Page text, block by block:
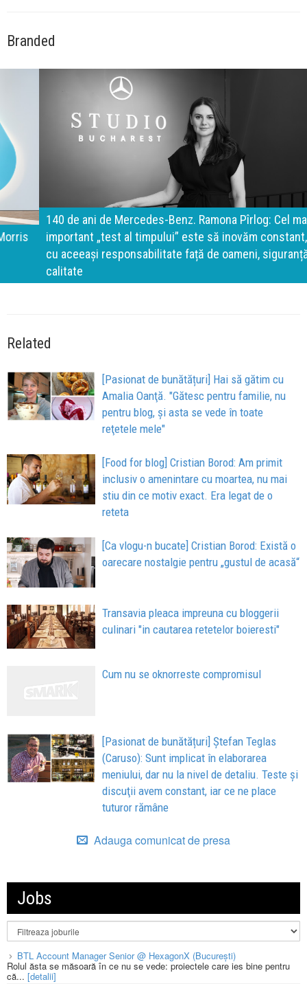
Branded
140 de ani de Mercedes-Benz. Ramona Pîrlog: Cel mai
important „test al timpului” este să inovăm constant, dar
cu aceeași responsabilitate față de oameni, siguranță și
Related
[Pasionat de bunătățuri] Hai să gătim cu
Amalia Oanţă. "Gătesc pentru familie, nu
pentru blog, şi asta se vede în toate
reţetele mele"
[Food for blog] Cristian Borod: Am primit
inclusiv o amenintare cu moartea, nu mai
stiu din ce motiv exact. Era legat de o
reteta
[Ca vlogu-n bucate] Cristian Borod: Există o
oarecare nostalgie pentru „gustul de acasă“
Transavia pleaca impreuna cu bloggerii
culinari "in cautarea retetelor boieresti"
Cum nu se oknorreste compromisul
[Pasionat de bunătățuri] Ștefan Teglas
(Caruso): Sunt implicat în elaborarea
meniului, dar nu la nivel de detaliu. Teste și
discuţii avem constant, iar ce ne place
tuturor rămâne
Adauga comunicat de presa
Jobs
BTL Account Manager Senior @ HexagonX (București)
Rolul ăsta se măsoară în ce nu se vede: proiectele care ies bine pentru
că... [detalii]